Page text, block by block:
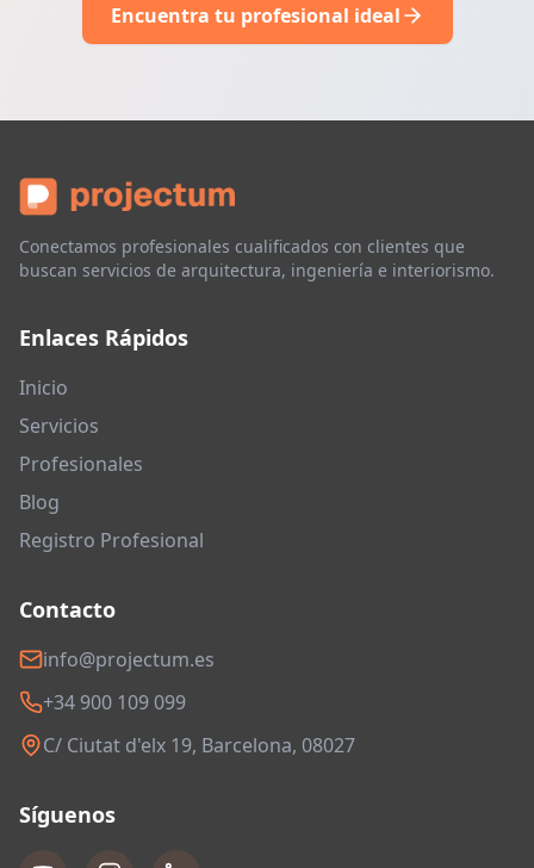
Encuentra tu profesional ideal
Conectamos profesionales cualificados con clientes que
buscan servicios de arquitectura, ingeniería e interiorismo.
Enlaces Rápidos
Inicio
Servicios
Profesionales
Blog
Registro Profesional
Contacto
info@projectum.es
+34 900 109 099
C/ Ciutat d'elx 19, Barcelona, 08027
Síguenos